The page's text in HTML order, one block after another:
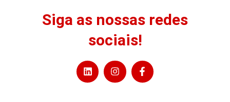
Siga as nossas redes
sociais!